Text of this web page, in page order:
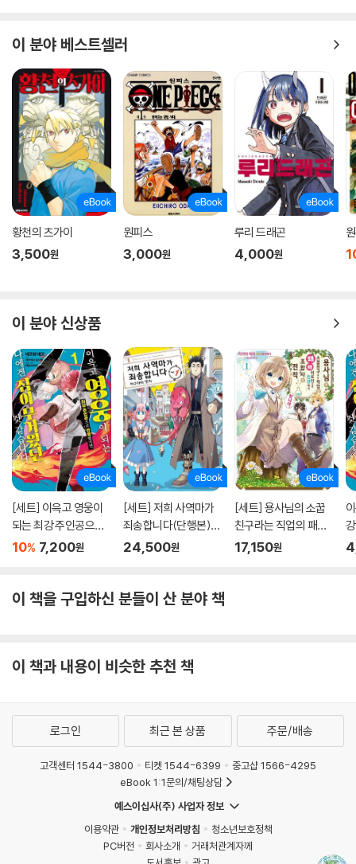
이 분야 베스트셀러
황천의 츠가이
3,500원
원피스
3,000원
루리 드래곤
4,000원
이 분야 신상품
[세트] 이윽고 영웅이
되는 최강 주인공으로
전생했지만, 나에겐 짐
10% 7,200원
[세트] 저희 사역마가
죄송합니다(단행본)
(총10권/미완결)
24,500원
[세트] 용사님의 소꿉
친구라는 직업의 패배
히로인으로 전생해서,
17,150원
이 책을 구입하신 분들이 산 분야 책
이 책과 내용이 비슷한 추천 책
로그인 최근 본 상품 주문/배송
고객센터 1544-3800 티켓 1544-6399
중고샵 1566-4295
eBook 1:1문의/채팅상담
예스이십사(주) 사업자 정보
이용약관
개인정보처리방침
청소년보호정책
PC버전
회사소개
거래처관계자께